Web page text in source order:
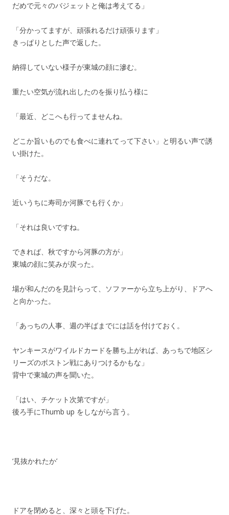
だめで元々のバジェットと俺は考えてる」
「分かってますが、頑張れるだけ頑張ります」
きっぱりとした声で返した。
納得していない様子が東城の顔に滲む。
重たい空気が流れ出したのを振り払う様に
「最近、どこへも行ってませんね。
どこか旨いものでも食べに連れてって下さい」と明るい声で誘
い掛けた。
「そうだな。
近いうちに寿司か河豚でも行くか」
「それは良いですね。
できれば、秋ですから河豚の方が」
東城の顔に笑みが戻った。
場が和んだのを見計らって、ソファーから立ち上がり、ドアへ
と向かった。
「あっちの人事、週の半ばまでには話を付けておく。
ヤンキースがワイルドカードを勝ち上がれば、あっちで地区シ
リーズのボストン戦にありつけるかもな」
背中で東城の声を聞いた。
「はい、チケット次第ですが」
後ろ手にThumb up をしながら言う。
‘見抜かれたか’
ドアを閉めると、深々と頭を下げた。